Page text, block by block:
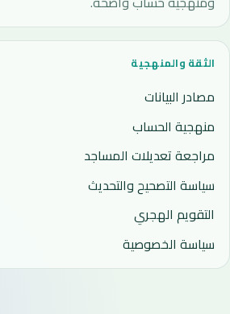
الثقة والمنهجية
مصادر البيانات
منهجية الحساب
مراجعة تعديلات المساجد
سياسة التصحيح والتحديث
التقويم الهجري
سياسة الخصوصية